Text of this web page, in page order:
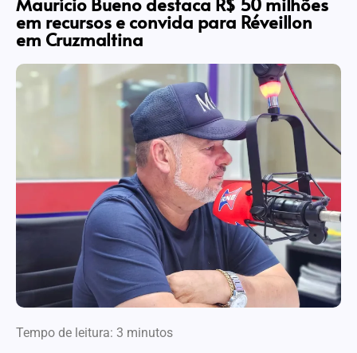
em recursos e convida para Réveillon
em Cruzmaltina
Tempo de leitura: 3 minutos